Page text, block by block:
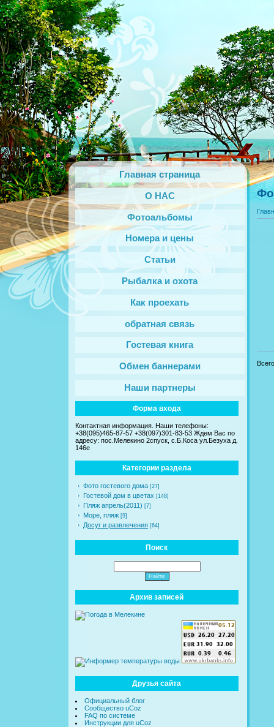
Главная страница
О НАС
Фотоальбомы
Номера и цены
Статьи
Рыбалка и охота
Как проехать
обратная связь
Гостевая книга
Обмен баннерами
Наши партнеры
Форма входа
Контактная информация. Наши телефоны:
+38(095)465-87-57 +38(097)301-83-53 Ждем Вас по
адресу: пос.Мелекино 2спуск, c.Б.Коса ул.Безуха д.
146е
Категории раздела
Фото гостевого дома [27]
Гостевой дом в цветах [148]
Пляж апрель(2011) [7]
Море, пляж [9]
Досуг и развлечения [64]
Поиск
Архив записей
Друзья сайта
Официальный блог
Сообщество uCoz
FAQ по системе
Инструкции для uCoz